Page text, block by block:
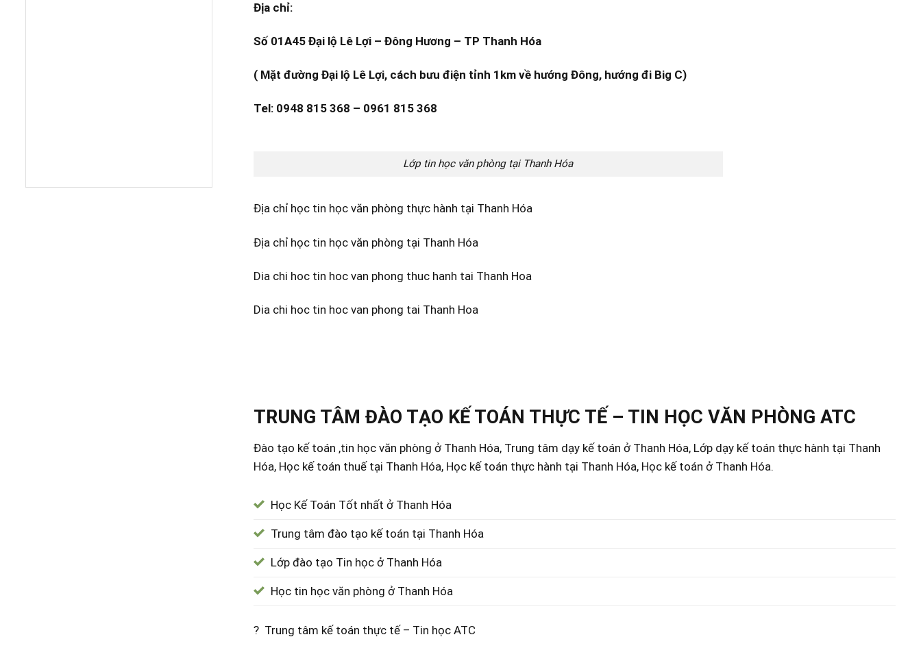
Địa chỉ:
Số 01A45 Đại lộ Lê Lợi – Đông Hương – TP Thanh Hóa
( Mặt đường Đại lộ Lê Lợi, cách bưu điện tỉnh 1km về hướng Đông, hướng đi Big C)
Tel: 0948 815 368 – 0961 815 368
Lớp tin học văn phòng tại Thanh Hóa
Địa chỉ học tin học văn phòng thực hành tại Thanh Hóa
Địa chỉ học tin học văn phòng tại Thanh Hóa
Dia chi hoc tin hoc van phong thuc hanh tai Thanh Hoa
Dia chi hoc tin hoc van phong tai Thanh Hoa
TRUNG TÂM ĐÀO TẠO KẾ TOÁN THỰC TẾ – TIN HỌC VĂN PHÒNG ATC
Đào tạo kế toán ,tin học văn phòng ở Thanh Hóa, Trung tâm dạy kế toán ở Thanh Hóa, Lớp dạy kế toán thực hành tại Thanh
Hóa, Học kế toán thuế tại Thanh Hóa, Học kế toán thực hành tại Thanh Hóa, Học kế toán ở Thanh Hóa.
Học Kế Toán Tốt nhất ở Thanh Hóa
Trung tâm đào tạo kế toán tại Thanh Hóa
Lớp đào tạo Tin học ở Thanh Hóa
Học tin học văn phòng ở Thanh Hóa
? Trung tâm kế toán thực tế – Tin học ATC